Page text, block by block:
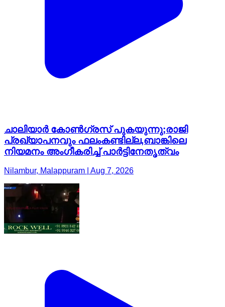
ചാലിയാർ കോൺഗ്രസ് പുകയുന്നു;രാജി
പ്രഖ്യാപനവും ഫലംകണ്ടില്ല,ബാങ്കിലെ
നിയമനം അംഗീകരിച്ച് പാർട്ടിനേതൃത്വം
Nilambur, Malappuram | Aug 7, 2026